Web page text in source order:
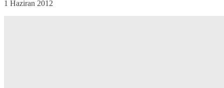
1 Haziran 2012